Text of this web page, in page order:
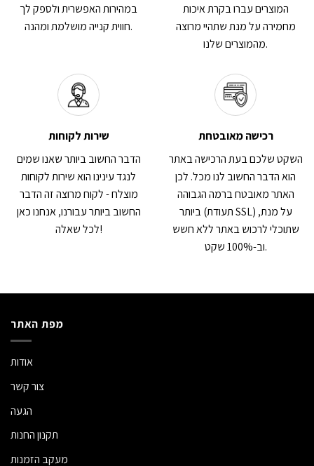
במהירות האפשרית ולספק לך
חווית קנייה מושלמת ומהנה.
המוצרים עברו בקרת איכות
מחמירה על מנת שתהיי מרוצה
מהמוצרים שלנו.
שירות לקוחות
הדבר החשוב ביותר שאנו שמים
לנגד עינינו הוא שירות לקוחות
מוצלח - לקוח מרוצה זה הדבר
החשוב ביותר עבורנו, אנחנו כאן
לכל שאלה!
רכישה מאובטחת
השקט שלכם בעת הרכישה באתר
הוא הדבר החשוב לנו מכל. לכן
האתר מאובטח ברמה הגבוהה
ביותר (תעודת SSL) על מנת,
שתוכלי לרכוש באתר ללא חשש
וב-100% שקט.
מפת האתר
אודות
צור קשר
הגעה
תקנון החנות
מעקב הזמנות